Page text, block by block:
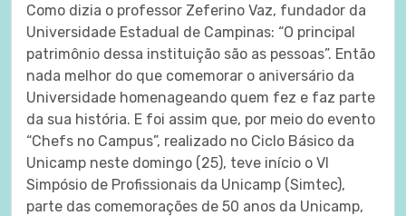
Como dizia o professor Zeferino Vaz, fundador da
Universidade Estadual de Campinas: “O principal
patrimônio dessa instituição são as pessoas”. Então
nada melhor do que comemorar o aniversário da
Universidade homenageando quem fez e faz parte
da sua história. E foi assim que, por meio do evento
“Chefs no Campus”, realizado no Ciclo Básico da
Unicamp neste domingo (25), teve início o VI
Simpósio de Profissionais da Unicamp (Simtec),
parte das comemorações de 50 anos da Unicamp,